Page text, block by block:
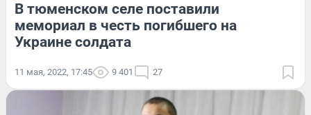
В тюменском селе поставили
мемориал в честь погибшего на
Украине солдата
11 мая, 2022, 17:45 9 401 27